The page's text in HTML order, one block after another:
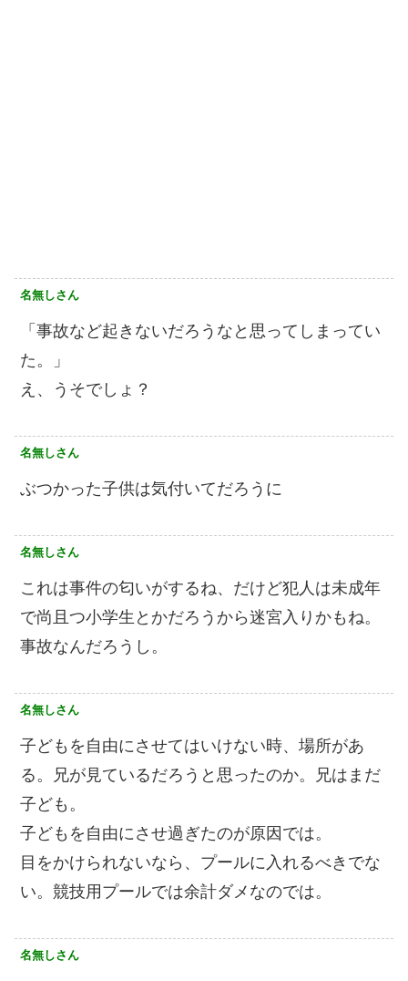
名無しさん
「事故など起きないだろうなと思ってしまってい
た。」
え、うそでしょ？
名無しさん
ぶつかった子供は気付いてだろうに
名無しさん
これは事件の匂いがするね、だけど犯人は未成年
で尚且つ小学生とかだろうから迷宮入りかもね。
事故なんだろうし。
名無しさん
子どもを自由にさせてはいけない時、場所があ
る。兄が見ているだろうと思ったのか。兄はまだ
子ども。
子どもを自由にさせ過ぎたのが原因では。
目をかけられないなら、プールに入れるべきでな
い。競技用プールでは余計ダメなのでは。
名無しさん